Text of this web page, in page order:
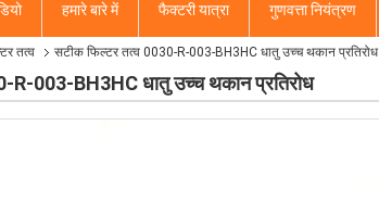
हमारे बारे में फैक्टरी यात्रा गुणवत्ता नियंत्रण
तत्व सटीक फिल्टर तत्व 0030-R-003-BH3HC धातु उच्च थकान प्रतिरोध
R-003-BH3HC धातु उच्च थकान प्रतिरोध